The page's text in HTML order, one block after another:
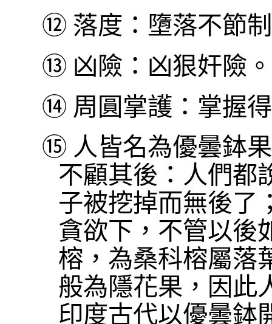
⑫ 落度：墮落不節
⑬ 凶險：凶狠奸險。
⑭ 周圓掌護：掌握
⑮ 人皆名為優曇鉢
不顧其後：人們都
子被挖掉而無後了
貪欲下，不管以後
榕，為桑科榕屬落
般為隱花果，因此
印度古代以優曇鉢